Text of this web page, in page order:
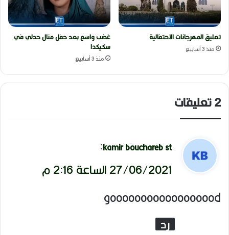
تعليق المهرجانات الاحتفالية
منذ 3 أسابيع
غضب واسع بعد حفل منال حدلي في
سكيكدا
منذ 3 أسابيع
‫2 تعليقات
ي
ق
و
ل
kamir bouchareb st
:
27/06/2021 الساعة 2:16 م
goooooooooooooooood
رد